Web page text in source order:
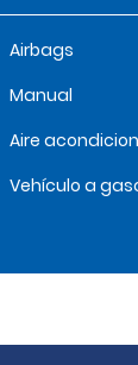
Airbags
Manual
Aire
Vehículo a